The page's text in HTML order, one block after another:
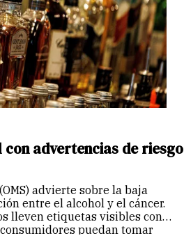
advertencias de riesgo
advierte sobre la baja
entre el alcohol y el cáncer.
lleven etiquetas visibles con
puedan tomar